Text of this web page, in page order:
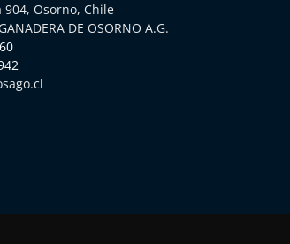
904, Osorno, Chile
DE OSORNO A.G.